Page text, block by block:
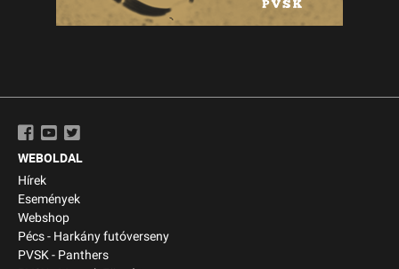
WEBOLDAL
Hírek
Események
Webshop
Pécs - Harkány futóverseny
PVSK - Panthers